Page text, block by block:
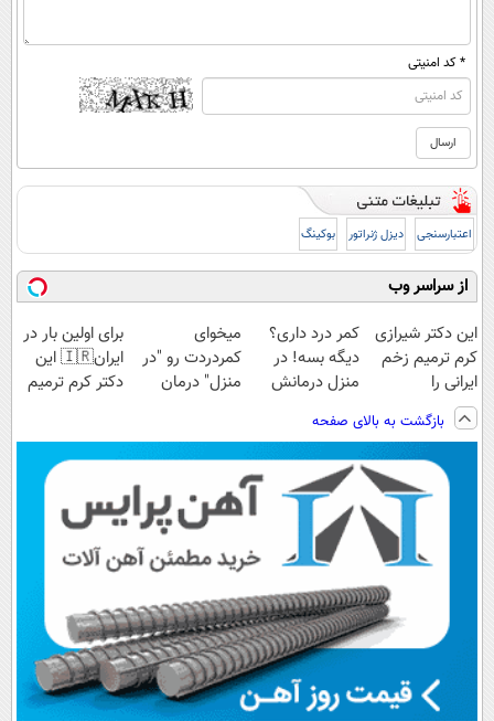
* کد امنیتی
اعتبارسنجی دیزل ژنراتور بوکینگ
از سراسر وب
این دکتر شیرازی
کرم ترمیم زخم
ایرانی را
ساخت!!!
کمر درد داری؟
دیگه بسه! در
منزل درمانش
(◀پرسش‌نامه)
میخوای
کمردردت رو "در
منزل" درمان
برای اولین بار در
ایران🇮🇷 این
دکتر کرم ترمیم
بازگشت به بالای صفحه